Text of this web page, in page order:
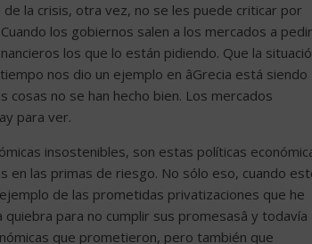
de la crisis, otra vez, no se les puede criticar por
los gobiernos salen a los mercados a pedir
los que lo están pidiendo. Que la
nos dio un ejemplo en âGrecia está siendo
cosas no se han hecho bien. Los mercados
para ver.
insostenibles, son estas políticas
en las primas de riesgo. No sólo eso, cuando
de las prometidas privatizaciones que he
para no cumplir sus promesasâ y todavía
que prometieron, pero también que